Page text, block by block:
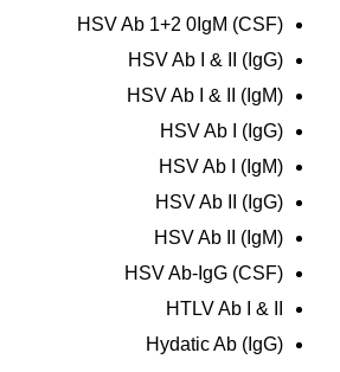
HSV Ab 1+2 0IgM (CSF)
HSV Ab I & II (IgG)
HSV Ab I & II (IgM)
HSV Ab I (IgG)
HSV Ab I (IgM)
HSV Ab II (IgG)
HSV Ab II (IgM)
HSV Ab-IgG (CSF)
HTLV Ab I & II
Hydatic Ab (IgG)